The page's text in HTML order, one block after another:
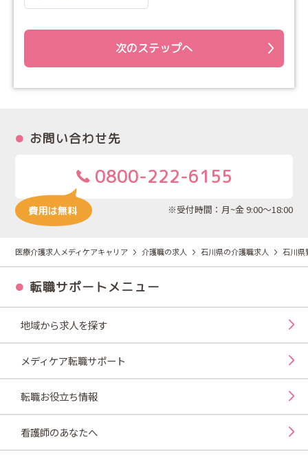
次のステップへ
お問い合わせ先
0800-222-6155
※受付時間：月~金 9:00～18:00
医療介護求人メディケアキャリア 介護職の求人 石川県の介護職求人 石川県
転職サポートメニュー
地域から求人を探す
メディケア転職サポート
転職お役立ち情報
看護師のあなたへ